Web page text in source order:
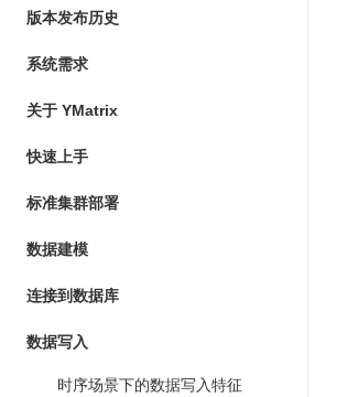
版本发布历史
系统需求
关于 YMatrix
快速上手
标准集群部署
数据建模
连接到数据库
数据写入
时序场景下的数据写入特征